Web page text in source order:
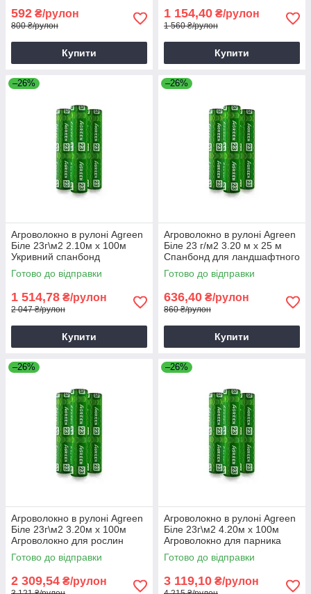
592 ₴/рулон
800 ₴/рулон
Купити
1 154,40 ₴/рулон
1 560 ₴/рулон
Купити
–26%
Агроволокно в рулоні Agreen
Біле 23г\м2 2.10м х 100м
Укривний спанбонд
Агроволокно для грядок
Готово до відправки
1 514,78 ₴/рулон
2 047 ₴/рулон
Купити
–26%
Агроволокно в рулоні Agreen
Біле 23 г/м2 3.20 м х 25 м
Спанбонд для ландшафтного
дизайну
Готово до відправки
636,40 ₴/рулон
860 ₴/рулон
Купити
–26%
Агроволокно в рулоні Agreen
Біле 23г\м2 3.20м х 100м
Агроволокно для рослин
Готово до відправки
2 309,54 ₴/рулон
–26%
Агроволокно в рулоні Agreen
Біле 23г\м2 4.20м х 100м
Агроволокно для парника
Спанбонд для грядок
Готово до відправки
3 119,10 ₴/рулон